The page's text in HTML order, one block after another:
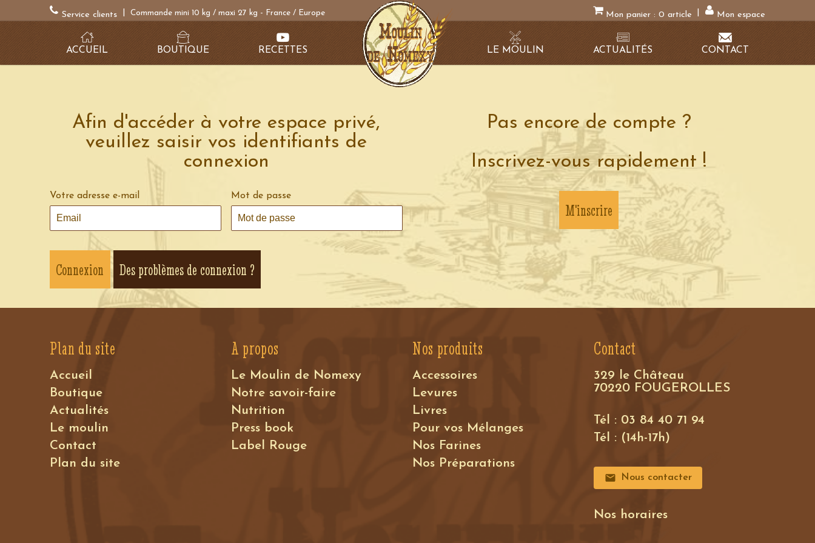
Service clients Commande mini 10 kg / maxi 27 kg - France / Europe Mon panier : 0 article Mon espace
ACCUEIL BOUTIQUE RECETTES LE MOULIN ACTUALITÉS CONTACT
Afin d'accéder à votre espace privé,
veuillez saisir vos identifiants de
connexion
Votre adresse e-mail Mot de passe
Des problèmes de connexion ?
Pas encore de compte ?
Inscrivez-vous rapidement !
M'inscrire
Plan du site
Accueil
Boutique
Actualités
Le moulin
Contact
Plan du site
A propos
Le Moulin de Nomexy
Notre savoir-faire
Nutrition
Press book
Label Rouge
Nos produits
Accessoires
Levures
Livres
Pour vos Mélanges
Nos Farines
Nos Préparations
Contact
329 le Château
70220 FOUGEROLLES
Tél : 03 84 40 71 94
Tél : (14h-17h)
Nous contacter
Nos horaires